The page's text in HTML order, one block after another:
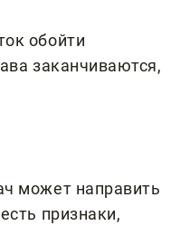
обойти
заканчиваются,
может направить
признаки,